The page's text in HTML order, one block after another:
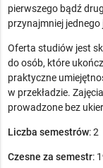
pierwszego bądź
przynajmniej jednego
Oferta studiów jest
do osób, które
praktyczne
w przekładzie.
prowadzone bez
Liczba semestrów: 2
Czesne za semestr: